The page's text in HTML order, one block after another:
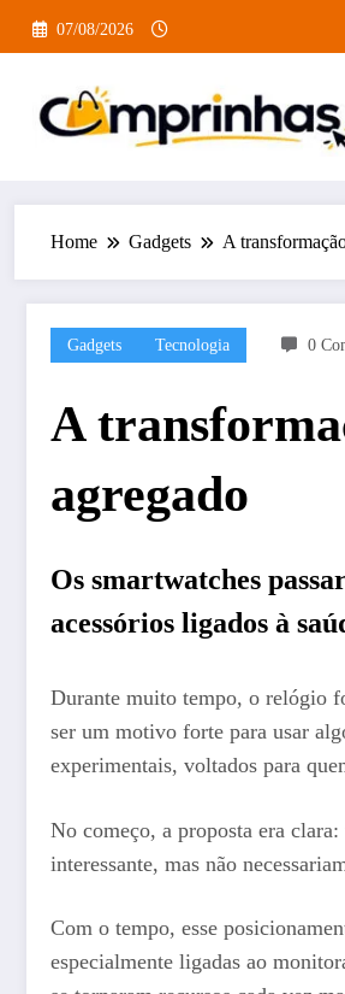
conteúdo
07/08/2026
Home Gadgets A
Gadgets Tecnologia 0
A
agregado
Os smartwatches
acessórios ligados à
Durante muito tempo, o relógio
ser um motivo forte para usar
experimentais, voltados para
No começo, a proposta era
interessante, mas não
Com o tempo, esse
especialmente ligadas ao